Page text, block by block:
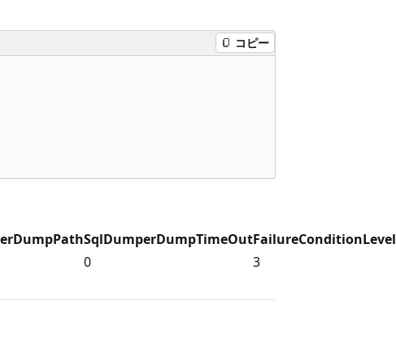
コピー
SqlDumperDumpTimeOutFailureConditionLevel
0 3